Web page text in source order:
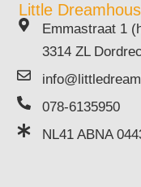
Little
Emmastraat 1
3314 ZL
078-6135950
NL41 ABNA